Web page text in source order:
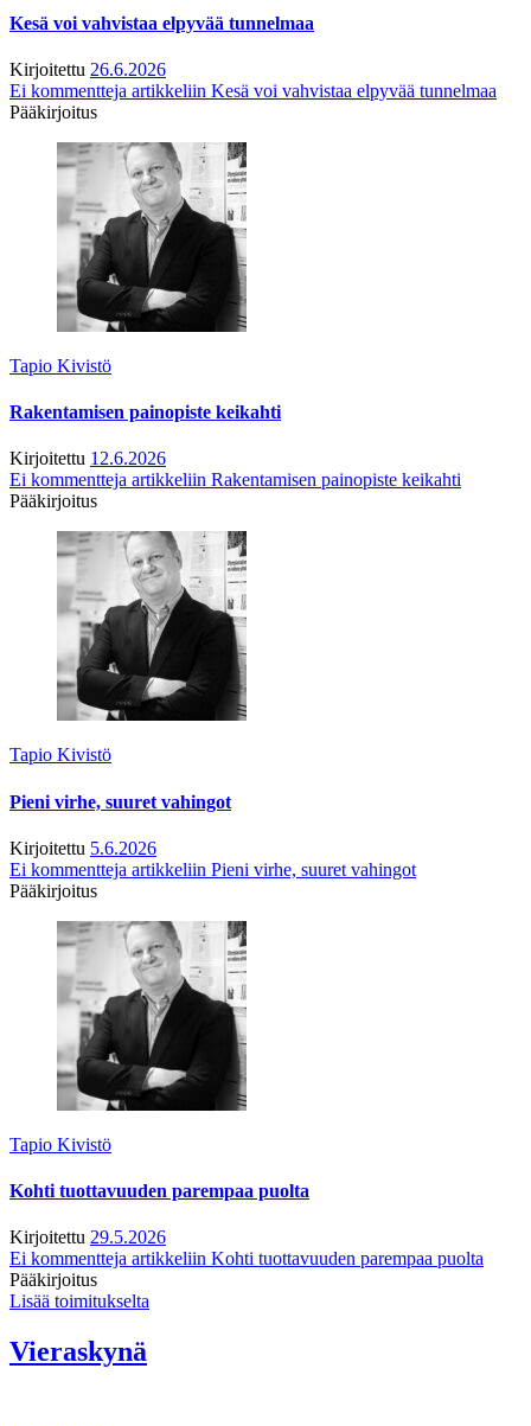
Kesä voi vahvistaa elpyvää tunnelmaa
Kirjoitettu 26.6.2026
Ei kommentteja artikkeliin Kesä voi vahvistaa elpyvää tunnelmaa
Pääkirjoitus
Tapio Kivistö
Rakentamisen painopiste keikahti
Kirjoitettu 12.6.2026
Ei kommentteja artikkeliin Rakentamisen painopiste keikahti
Pääkirjoitus
Tapio Kivistö
Pieni virhe, suuret vahingot
Kirjoitettu 5.6.2026
Ei kommentteja artikkeliin Pieni virhe, suuret vahingot
Pääkirjoitus
Tapio Kivistö
Kohti tuottavuuden parempaa puolta
Kirjoitettu 29.5.2026
Ei kommentteja artikkeliin Kohti tuottavuuden parempaa puolta
Pääkirjoitus
Lisää toimitukselta
Vieraskynä